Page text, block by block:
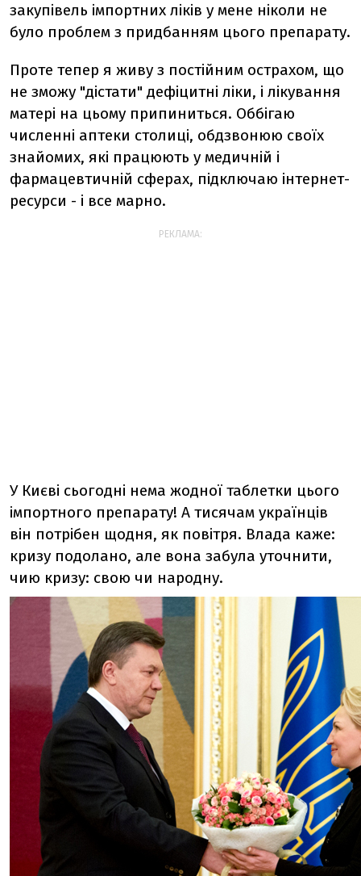
закупівель імпортних ліків у мене ніколи не
було проблем з придбанням цього препарату.
Проте тепер я живу з постійним острахом, що
не зможу "дістати" дефіцитні ліки, і лікування
матері на цьому припиниться. Оббігаю
численні аптеки столиці, обдзвонюю своїх
знайомих, які працюють у медичній і
фармацевтичній сферах, підключаю інтернет-
ресурси - і все марно.
РЕКЛАМА:
У Києві сьогодні нема жодної таблетки цього
імпортного препарату! А тисячам українців
він потрібен щодня, як повітря. Влада каже:
кризу подолано, але вона забула уточнити,
чию кризу: свою чи народну.